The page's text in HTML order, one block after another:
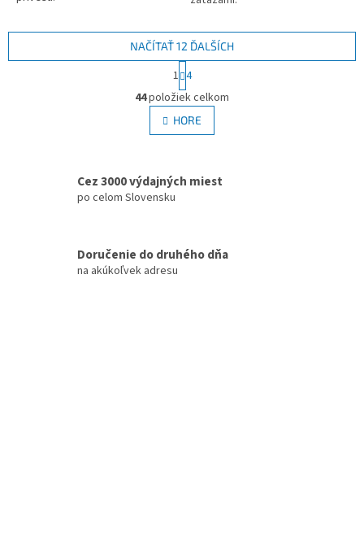
O
v
l
á
c
r
v
NAČÍTAŤ 12 ĎALŠÍCH
t
r
á
n
k
a
1 4
44položiek celkom
HORE
Cez 3000 výdajných miest
po celom Slovensku
Doručenie do druhého dňa
na akúkoľvek adresu